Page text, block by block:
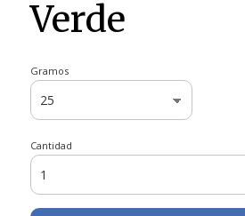
Verde
Gramos
Cantidad